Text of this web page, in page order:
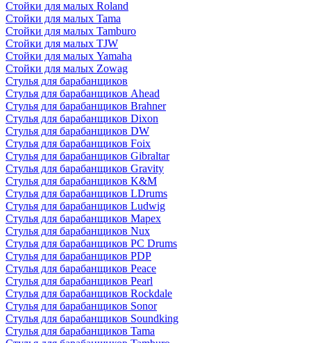
Стойки для малых Roland
Стойки для малых Tama
Стойки для малых Tamburo
Стойки для малых TJW
Стойки для малых Yamaha
Стойки для малых Zowag
Стулья для барабанщиков
Стулья для барабанщиков Ahead
Стулья для барабанщиков Brahner
Стулья для барабанщиков Dixon
Стулья для барабанщиков DW
Стулья для барабанщиков Foix
Стулья для барабанщиков Gibraltar
Стулья для барабанщиков Gravity
Стулья для барабанщиков K&M
Стулья для барабанщиков LDrums
Стулья для барабанщиков Ludwig
Стулья для барабанщиков Mapex
Стулья для барабанщиков Nux
Стулья для барабанщиков PC Drums
Стулья для барабанщиков PDP
Стулья для барабанщиков Peace
Стулья для барабанщиков Pearl
Стулья для барабанщиков Rockdale
Стулья для барабанщиков Sonor
Стулья для барабанщиков Soundking
Стулья для барабанщиков Tama